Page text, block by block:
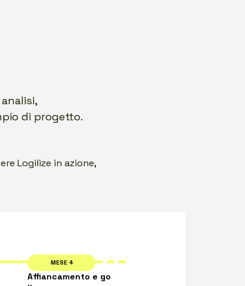
di progetto.
Logilize in azione,
MESE 4
Affiancamento e go